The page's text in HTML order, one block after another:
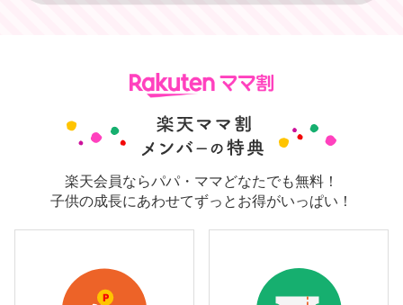
楽天会員ならパパ・ママどなたでも無料！
子供の成長にあわせてずっとお得がいっぱい！